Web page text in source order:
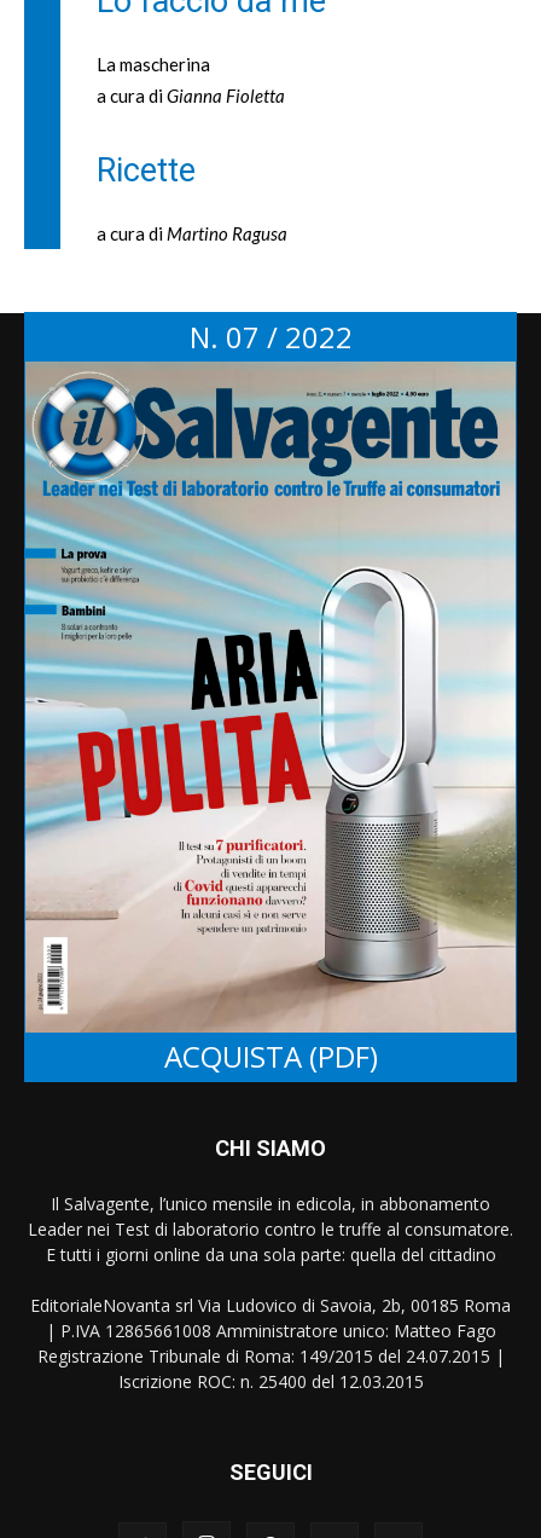
La mascherina
a cura diGianna Fioletta
Ricette
a cura di Martino Ragusa
N. 07 / 2022
ACQUISTA (PDF)
Tag
Agcom Aifa alimentazione alimenti
ambiente antitrust bambini
benessere animale bollette
Coop coronavirus dieta diritti efsa etichetta
farmaci francia gas glifosato Greenpeace
inquinamento listeria ministero salute
Monsanto Ogm pasta pesticidi pfas
plastica privacy richiamo ritiro salmonella
salute sicurezza sicurezza alimentare studio
telefonia test tim zucchero
CHI SIAMO
Il Salvagente, l’unico mensile in edicola, in abbonamento
Leader nei Test di laboratorio contro le truffe al consumatore.
E tutti i giorni online da una sola parte: quella del cittadino
EditorialeNovanta srl Via Ludovico di Savoia, 2b, 00185 Roma
| P.IVA 12865661008 Amministratore unico: Matteo Fago
Registrazione Tribunale di Roma: 149/2015 del 24.07.2015 |
Iscrizione ROC: n. 25400 del 12.03.2015
SEGUICI